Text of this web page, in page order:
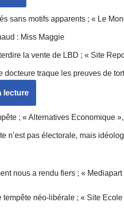
sans motifs apparents ; « Le
: Miss Maggie
la vente de LBD ; « Site
docteure traque les preuves de
lecture
; « Alternatives Economique
n’est pas électorale, mais
nous a rendu fiers ; «
tempête néo-libérale ; « Site